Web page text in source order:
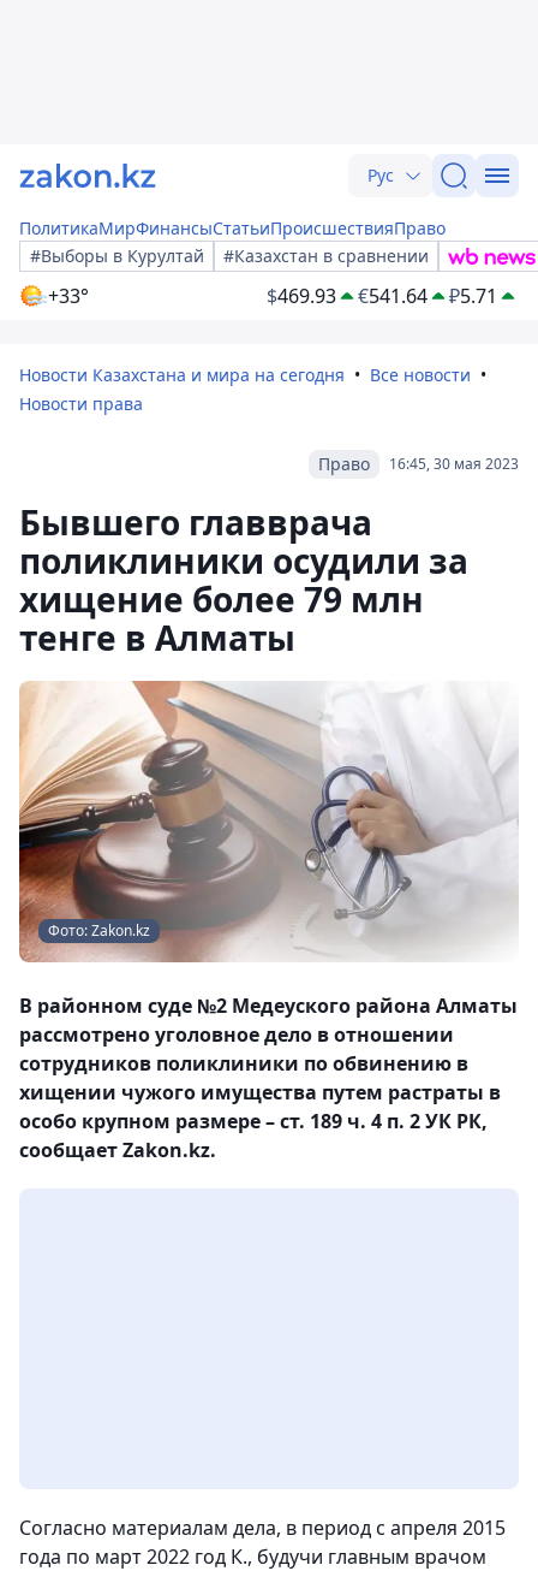
Рус
ПолитикаМирФинансыСтатьиПроисшествияПраво
#Выборы в Курултай
#Казахстан в сравнении
+33° $469.93 €541.64 ₽5.71
Новости Казахстана и мира на сегодня
Все новости
Новости права
16:45, 30 мая 2023
Право
Бывшего главврача
поликлиники осудили за
хищение более 79 млн
тенге в Алматы
Фото: Zakon.kz
В районном суде №2 Медеуского района Алматы
рассмотрено уголовное дело в отношении
сотрудников поликлиники по обвинению в
хищении чужого имущества путем растраты в
особо крупном размере – ст. 189 ч. 4 п. 2 УК РК,
сообщает Zakon.kz.
Согласно материалам дела, в период с апреля 2015
года по март 2022 год К., будучи главным врачом